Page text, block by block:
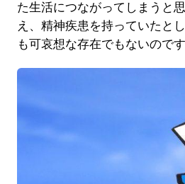
た生活につながってしまうと
え、精神疾患を持っていたと
も可哀想な存在でもないのです